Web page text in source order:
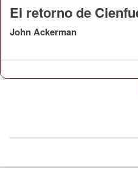
El retorno de
John Ackerman